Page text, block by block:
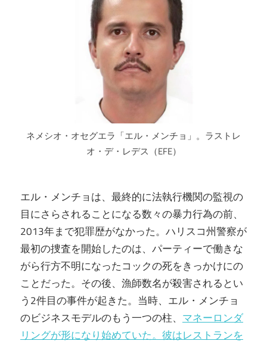
ネメシオ・オセグエラ「エル・メンチョ」。ラストレ
オ・デ・レデス（EFE）
エル・メンチョは、最終的に法執行機関の監視の
目にさらされることになる数々の暴力行為の前、
2013年まで犯罪歴がなかった。ハリスコ州警察が
最初の捜査を開始したのは、パーティーで働きな
がら行方不明になったコックの死をきっかけにの
ことだった。その後、漁師数名が殺害されるとい
う2件目の事件が起きた。当時、エル・メンチョ
のビジネスモデルのもう一つの柱、 マネーロンダ
リングが形になり始めていた。彼はレストランを